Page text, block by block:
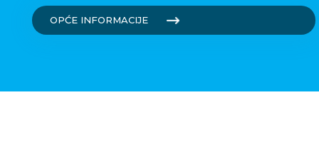
OPĆE INFORMACIJE